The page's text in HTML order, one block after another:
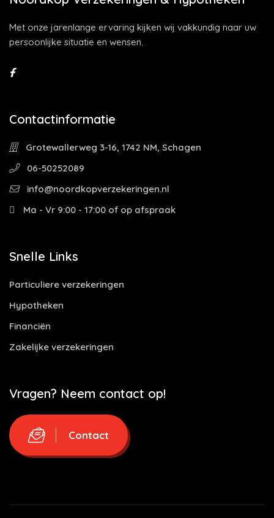
Met onze jarenlange ervaring kijken wij vakkundig naar uw
persoonlijke situatie en wensen.
Contactinformatie
Grotewallerweg 3-16, 1742 NM, Schagen
06-50252089
info@noordkopverzekeringen.nl
Ma - Vr 9:00 - 17:00 of op afspraak
Snelle Links
Particuliere verzekeringen
Hypotheken
Financiën
Zakelijke verzekeringen
Vragen? Neem contact op!
Contact